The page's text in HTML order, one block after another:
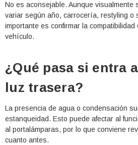
No es aconsejable. Aunque visualmente
variar según año, carrocería, restyling o
importante es confirmar la compatibilidad
vehículo.
¿Qué pasa si entra
luz trasera?
La presencia de agua o condensación
estanqueidad. Esto puede afectar al
al portalámparas, por lo que conviene
cuanto antes.